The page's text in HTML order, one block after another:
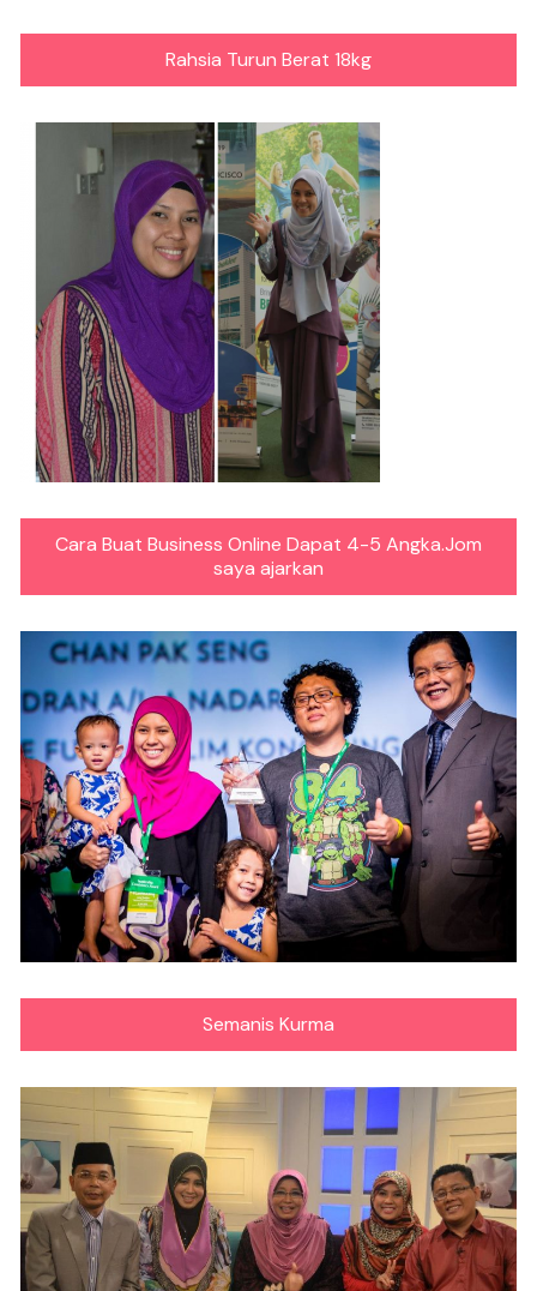
Rahsia Turun Berat 18kg
Cara Buat Business Online Dapat 4-5 Angka.Jom
saya ajarkan
Semanis Kurma